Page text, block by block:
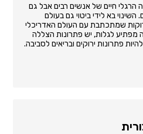
חיים של אנשים רבים אבל גם
בא לידי ביטוי גם בעולם
שמתכתבת עם העולם האדריכלי
מפתיע לגלות, יש פתרונות הצללה
פתרונות ירוקים ובריאים לסביבה.